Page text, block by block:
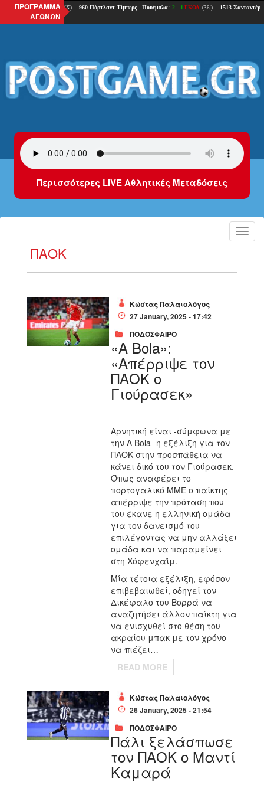
ΠΡΟΓΡΑΜΜΑ
ΑΓΩΝΩΝ
Περισσότερες LIVE Αθλητικές Μεταδόσεις
ΠΑΟΚ
Κώστας Παλαιολόγος
27 January, 2025 - 17:42
ΠΟΔΟΣΦΑΙΡΟ
«A Bola»:
«Απέρριψε τον
ΠΑΟΚ ο
Γιούρασεκ»
Αρνητική είναι -σύμφωνα με
την A Bola- η εξέλιξη για τον
ΠΑΟΚ στην προσπάθεια να
κάνει δικό του τον Γιούρασεκ.
Όπως αναφέρει το
πορτογαλικό ΜΜΕ ο παίκτης
απέρριψε την πρόταση που
του έκανε η ελληνική ομάδα
για τον δανεισμό του
επιλέγοντας να μην αλλάξει
ομάδα και να παραμείνει
στη Χόφενχαϊμ.
Μία τέτοια εξέλιξη, εφόσον
επιβεβαιωθεί, οδηγεί τον
Δικέφαλο του Βορρά να
αναζητήσει άλλον παίκτη για
να ενισχυθεί στο θέση του
ακραίου μπακ με τον χρόνο
να πιέζει…
READ MORE
Κώστας Παλαιολόγος
26 January, 2025 - 21:54
ΠΟΔΟΣΦΑΙΡΟ
Πάλι ξελάσπωσε
τον ΠΑΟΚ ο Μαντί
Καμαρά